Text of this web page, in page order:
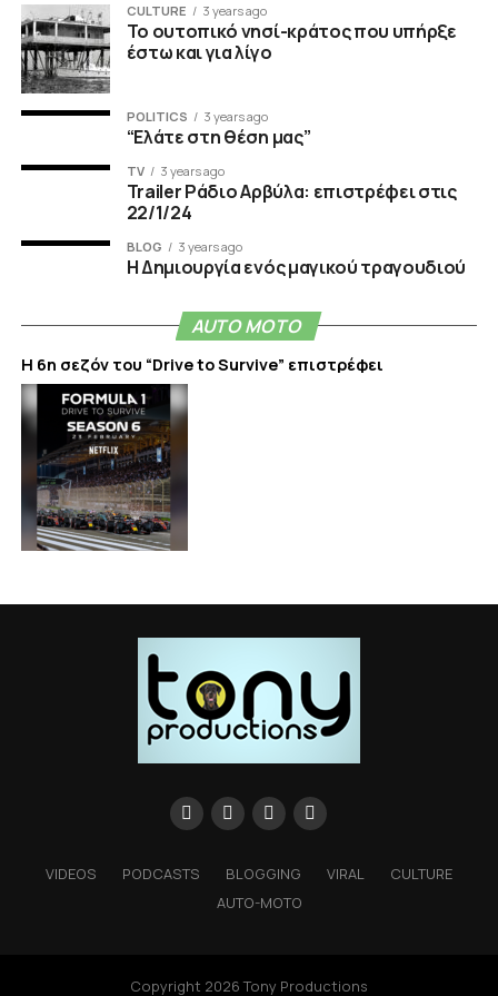
CULTURE 3 years ago
Το ουτοπικό νησί-κράτος που υπήρξε
έστω και για λίγο
POLITICS 3 years ago
“Ελάτε στη θέση μας”
TV 3 years ago
Trailer Ράδιο Αρβύλα: επιστρέφει στις
22/1/24
BLOG 3 years ago
Η Δημιουργία ενός μαγικού τραγουδιού
AUTO MOTO
Η 6η σεζόν του “Drive to Survive” επιστρέφει
VIDEOS PODCASTS BLOGGING VIRAL
CULTURE
AUTO-MOTO
Copyright 2026 Tony Productions